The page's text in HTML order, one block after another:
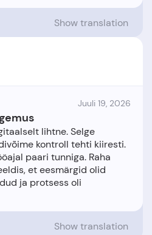
Show translation
Juuli 19, 2026
lihtne. Selge
kontroll tehti kiiresti.
paari tunniga. Raha
et eesmärgid olid
ja protsess oli
Show translation